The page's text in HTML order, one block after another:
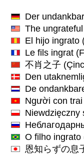
Der
The
El hijo ingrato
Le fils ingrat
不肖之子
Den
De
Người con trai
Niewdzięczny
O filho ingrato
恩知らずの息